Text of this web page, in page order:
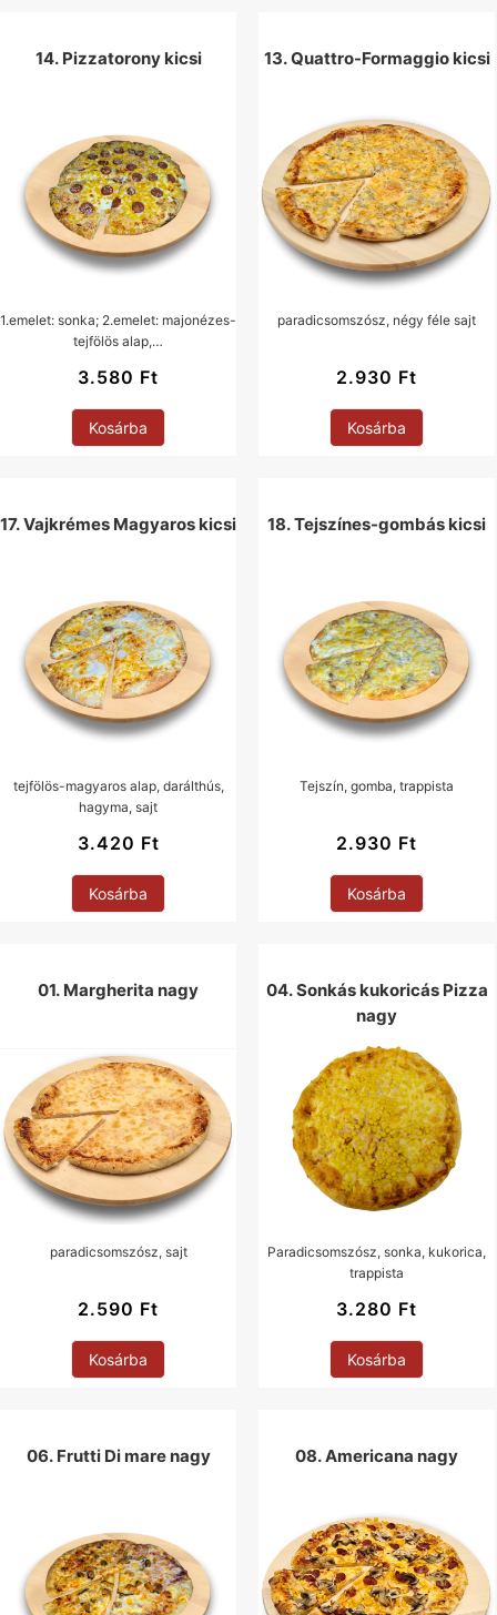
14. Pizzatorony kicsi
1.emelet: sonka; 2.emelet: majonézes-
tejfölös alap,…
3.580 Ft
Kosárba
13. Quattro-Formaggio kicsi
paradicsomszósz, négy féle sajt
2.930 Ft
Kosárba
17. Vajkrémes Magyaros kicsi
tejfölös-magyaros alap, darálthús,
hagyma, sajt
3.420 Ft
Kosárba
18. Tejszínes-gombás kicsi
Tejszín, gomba, trappista
2.930 Ft
Kosárba
01. Margherita nagy
paradicsomszósz, sajt
2.590 Ft
Kosárba
04. Sonkás kukoricás Pizza
nagy
Paradicsomszósz, sonka, kukorica,
trappista
3.280 Ft
Kosárba
06. Frutti Di mare nagy 08. Americana nagy